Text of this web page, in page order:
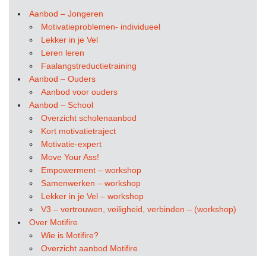
Aanbod – Jongeren
Motivatieproblemen- individueel
Lekker in je Vel
Leren leren
Faalangstreductietraining
Aanbod – Ouders
Aanbod voor ouders
Aanbod – School
Overzicht scholenaanbod
Kort motivatietraject
Motivatie-expert
Move Your Ass!
Empowerment – workshop
Samenwerken – workshop
Lekker in je Vel – workshop
V3 – vertrouwen, veiligheid, verbinden – (workshop)
Over Motifire
Wie is Motifire?
Overzicht aanbod Motifire